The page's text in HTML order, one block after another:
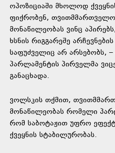
ოპოზიციაში მხოლოდ
ფიქრობენ,
მონაწილეობას ვინც
ხსნის რიგგარეშე
საფუძველიც არ არსებობს, –
პარლამენტის პირველმა
განაცხადა.
ვოლსკის თქმით,
მონაწილეობას რომელი
რომ საბოტაჟით უფრო
ქვეყნის სტაბილურობას.